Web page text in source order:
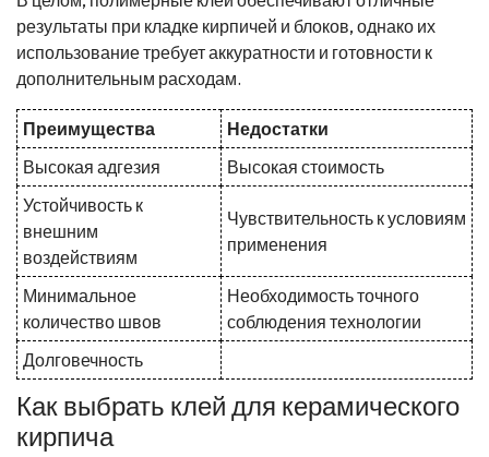
результаты при кладке кирпичей и блоков, однако их
использование требует аккуратности и готовности к
дополнительным расходам.
Преимущества
Недостатки
Высокая адгезия
Высокая стоимость
Устойчивость к
внешним
воздействиям
Чувствительность к условиям
применения
Минимальное
количество швов
Необходимость точного
соблюдения технологии
Долговечность
Как выбрать клей для керамического
кирпича